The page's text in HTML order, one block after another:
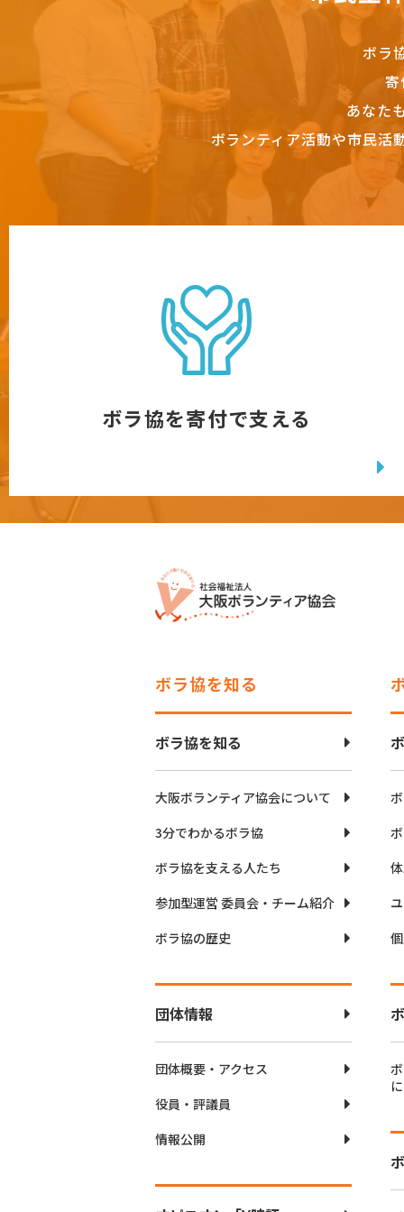
ボラ
あなた
ボランティア活動や市民活
ボラ協を寄付で支える
ボラ協を知る
ボラ協を知る
大阪ボランティア協会について
3分でわかるボラ協
ボラ協を支える人たち
参加型運営 委員会・チーム紹介
ボラ協の歴史
団体情報
団体概要・アクセス
役員・評議員
情報公開